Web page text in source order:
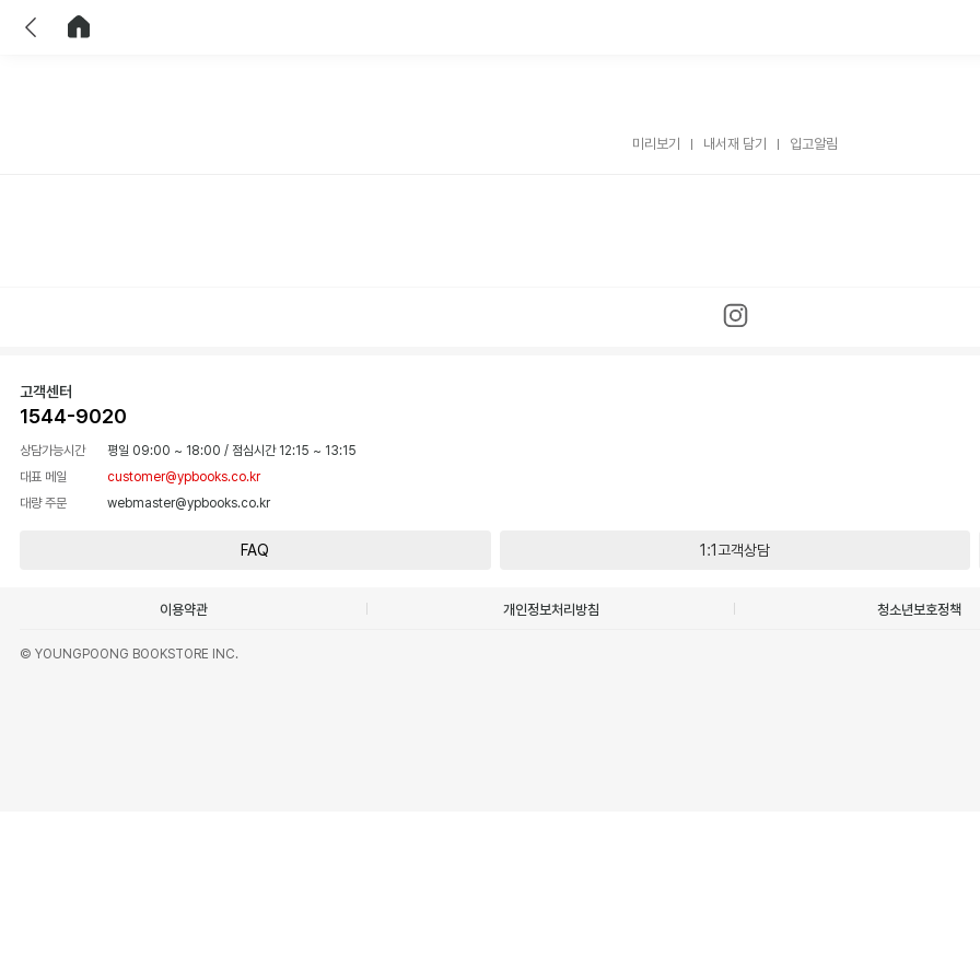
미리보기 내서재 담기 입고알림
고객센터
1544-9020
상담가능시간 평일 09:00 ~ 18:00 / 점심시간 12:15 ~ 13:15
대표 메일
customer@ypbooks.co.kr
대량 주문
webmaster@ypbooks.co.kr
FAQ 1:1고객상담
이용약관 개인정보처리방침 청소년보호정책
© YOUNGPOONG BOOKSTORE INC.